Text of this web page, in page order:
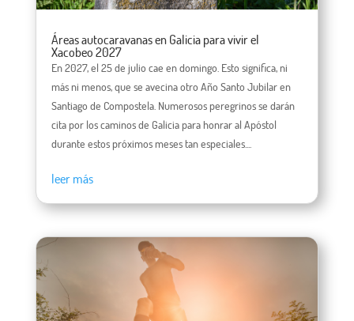
Áreas autocaravanas en Galicia para vivir el
Xacobeo 2027
En 2027, el 25 de julio cae en domingo. Esto significa, ni
más ni menos, que se avecina otro Año Santo Jubilar en
Santiago de Compostela. Numerosos peregrinos se darán
cita por los caminos de Galicia para honrar al Apóstol
durante estos próximos meses tan especiales....
leer más